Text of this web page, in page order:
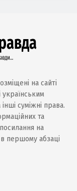
на сайті
українським
суміжні права.
та
на
першому абзаці